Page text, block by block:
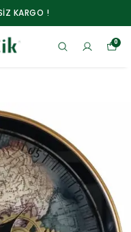
KARGO !
0